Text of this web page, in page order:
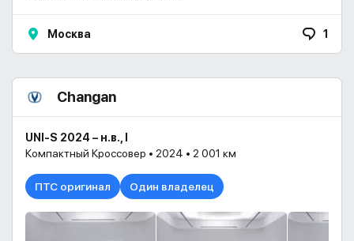
Москва 1
Changan
UNI-S 2024 – н.в., I
Компактный Кроссовер • 2024 • 2 001 км
ПТС оригинал Один владелец